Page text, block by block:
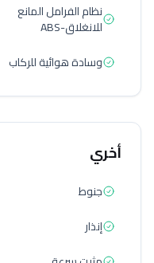
نظام الفرامل المانع
للانغلاق-ABS
وسادة هوائية للركاب
أخري
جنوط
إنذار